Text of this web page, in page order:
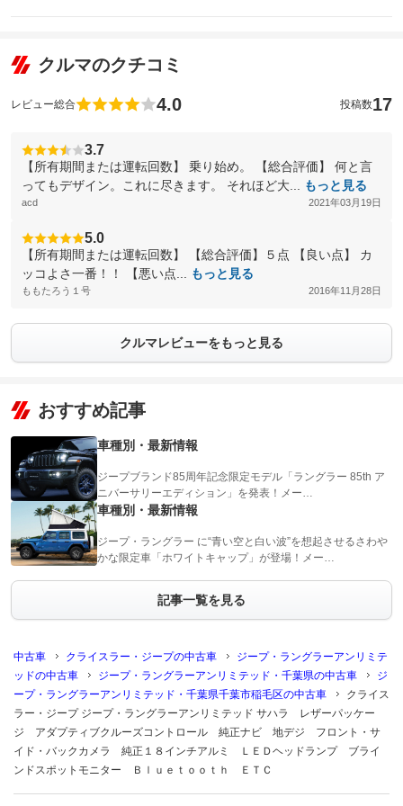
クルマのクチコミ
レビュー総合 4.0 投稿数17
3.7
【所有期間または運転回数】 乗り始め。 【総合評価】 何と言
ってもデザイン。これに尽きます。 それほど大...
もっと見る
acd 2021年03月19日
5.0
【所有期間または運転回数】 【総合評価】５点 【良い点】 カ
ッコよさ一番！！ 【悪い点...
もっと見る
ももたろう１号 2016年11月28日
クルマレビューをもっと見る
おすすめ記事
車種別・最新情報
ジープブランド85周年記念限定モデル「ラングラー 85th ア
ニバーサリーエディション」を発表！メー…
車種別・最新情報
ジープ・ラングラー に“青い空と白い波”を想起させるさわや
かな限定車「ホワイトキャップ」が登場！メー…
記事一覧を見る
中古車 クライスラー・ジープの中古車
ジープ・ラングラーアンリミテ
ッドの中古車
ジープ・ラングラーアンリミテッド・千葉県の中古車
ジ
ープ・ラングラーアンリミテッド・千葉県千葉市稲毛区の中古車
クライス
ラー・ジープ ジープ・ラングラーアンリミテッド サハラ レザーパッケー
ジ アダプティブクルーズコントロール 純正ナビ 地デジ フロント・サ
イド・バックカメラ 純正１８インチアルミ ＬＥＤヘッドランプ ブライ
ンドスポットモニター Ｂｌｕｅｔｏｏｔｈ ＥＴＣ